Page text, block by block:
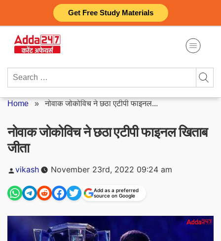
Get Free Study Materials
content
Search
Home »नोवाक जोकोविच ने छठा एटीपी फाइनल...
नोवाक जोकोविच ने छठा एटीपी फाइनल खिताब
जीता
Posted
vikash November 23rd, 2022 09:24 am
Add as a preferred
source on Google